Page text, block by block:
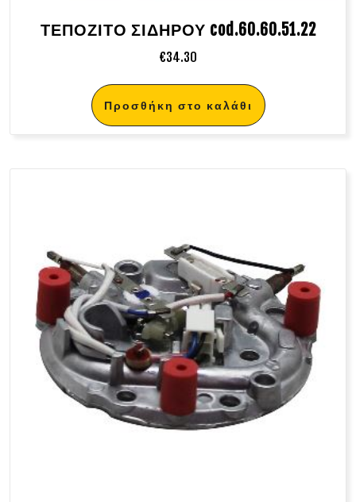
ΤΕΠΟΖΙΤΟ ΣΙΔΗΡΟΥ cod.60.60.51.22
€34.30
Προσθήκη στο καλάθι